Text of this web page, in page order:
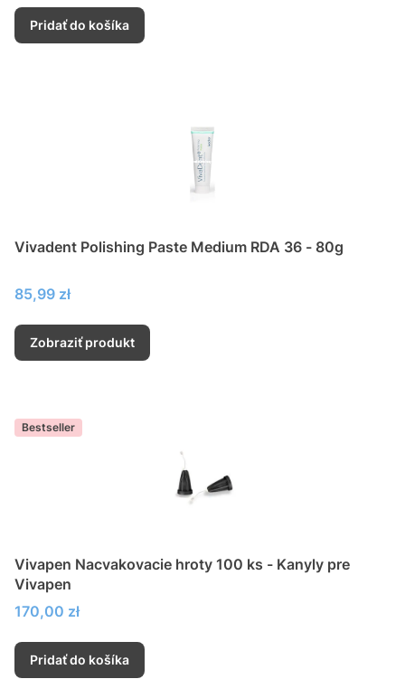
Pridať do košíka
Vivadent Polishing Paste Medium RDA 36 - 80g
Cena
85,99 zł
Zobraziť produkt
Bestseller
Vivapen Nacvakovacie hroty 100 ks - Kanyly pre
Vivapen
Cena
170,00 zł
Pridať do košíka